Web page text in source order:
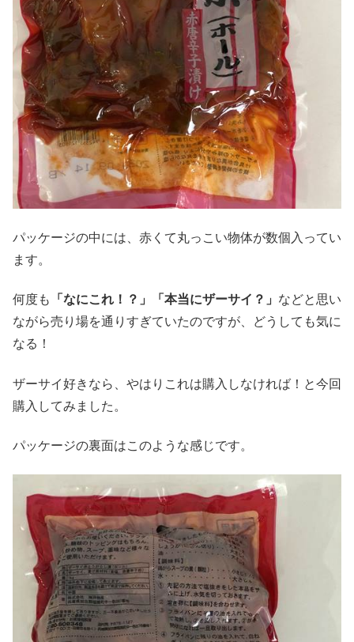
パッケージの中には、赤くて丸っこい物体が数個入ってい
ます。
何度も 「なにこれ！？」「本当にザーサイ？」 などと思い
ながら売り場を通りすぎていたのですが、どうしても気に
なる！
ザーサイ好きなら、やはりこれは購入しなければ！と今回
購入してみました。
パッケージの裏面はこのような感じです。